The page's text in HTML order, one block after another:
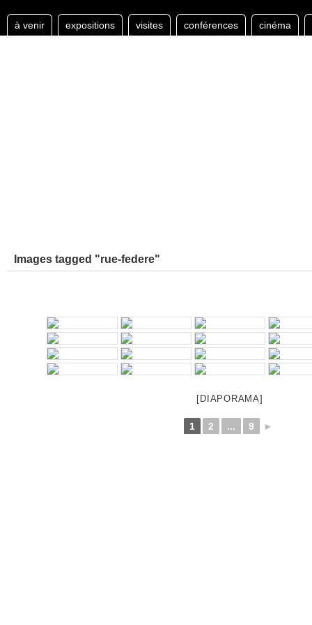
à venir expositions visites conférences cinéma
Images tagged "rue-federe"
[DIAPORAMA]
1 2 ... 9 ►